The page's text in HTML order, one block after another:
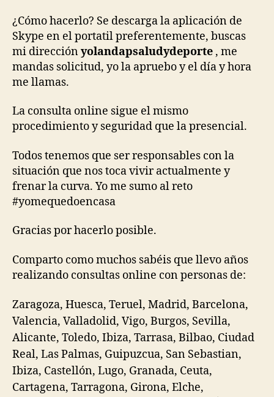
¿Cómo hacerlo? Se descarga la aplicación de
Skype en el portatil preferentemente, buscas
mi direcciónyolandapsaludydeporte , me
mandas solicitud, yo la apruebo y el día y hora
me llamas.
La consulta online sigue el mismo
procedimiento y seguridad que la presencial.
Todos tenemos que ser responsables con la
situación que nos toca vivir actualmente y
frenar la curva. Yo me sumo al reto
#yomequedoencasa
Gracias por hacerlo posible.
Comparto como muchos sabéis que llevo años
realizando consultas online con personas de:
Zaragoza, Huesca, Teruel, Madrid, Barcelona,
Valencia, Valladolid, Vigo, Burgos, Sevilla,
Alicante, Toledo, Ibiza, Tarrasa, Bilbao, Ciudad
Real, Las Palmas, Guipuzcua, San Sebastian,
Ibiza, Castellón, Lugo, Granada, Ceuta,
Cartagena, Tarragona, Girona, Elche,